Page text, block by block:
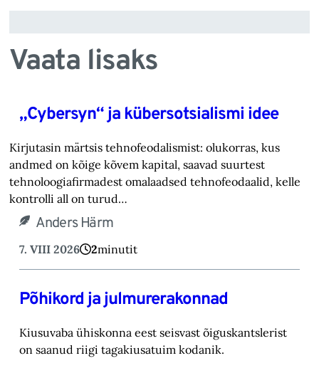
Vaata lisaks
„Cybersyn“ ja kübersotsialismi idee
Kirjutasin märtsis tehnofeodalismist: olukorras, kus
andmed on kõige kõvem kapital, saavad suurtest
tehnoloogiafirmadest omalaadsed tehnofeodaalid, kelle
kontrolli all on turud…
Anders Härm
7. VIII 2026 2minutit
Põhikord ja julmurerakonnad
Kiusuvaba ühiskonna eest seisvast õiguskantslerist
on saanud riigi tagakiusatuim kodanik.